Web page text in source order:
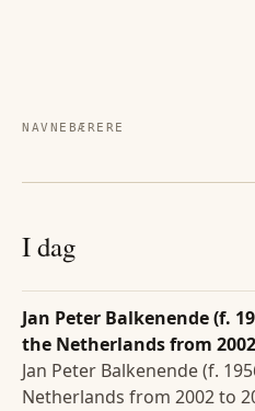
NAVNEBÆRERE
I dag
Jan Peter Balkenende (f.
the Netherlands from
Jan Peter Balkenende (f.
Netherlands from 2002 to